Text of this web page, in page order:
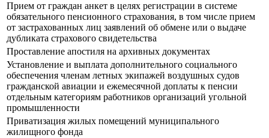
Прием от граждан анкет в целях регистрации в системе
обязательного пенсионного страхования, в том числе прием
от застрахованных лиц заявлений об обмене или о выдаче
дубликата страхового свидетельства
Проставление апостиля на архивных документах
Установление и выплата дополнительного социального
обеспечения членам летных экипажей воздушных судов
гражданской авиации и ежемесячной доплаты к пенсии
отдельным категориям работников организаций угольной
промышленности
Приватизация жилых помещений муниципального
жилищного фонда